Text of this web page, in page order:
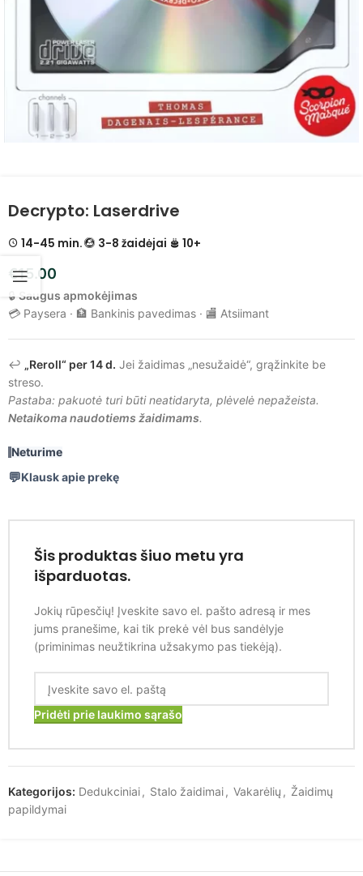
Decrypto: Laserdrive
14-45 min. 3-8 žaidėjai 10+
€15.00
🔒 Saugus apmokėjimas
💳 Paysera · 🏦 Bankinis pavedimas · 🏬 Atsiimant
↩️ „Reroll“ per 14 d. Jei žaidimas „nesužaidė“, grąžinkite be
streso.
Pastaba: pakuotė turi būti neatidaryta, plėvelė nepažeista.
Netaikoma naudotiems žaidimams.
Neturime
Klausk apie prekę
Šis produktas šiuo metu yra
išparduotas.
Jokių rūpesčių! Įveskite savo el. pašto adresą ir mes
jums pranešime, kai tik prekė vėl bus sandėlyje
(priminimas neužtikrina užsakymo pas tiekėją).
Pridėti prie laukimo sąrašo
Kategorijos: Dedukciniai, Stalo žaidimai, Vakarėlių , Žaidimų
papildymai